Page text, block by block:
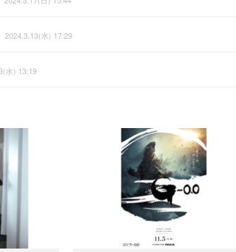
2024.3.13(水) 17:29
水) 13:19